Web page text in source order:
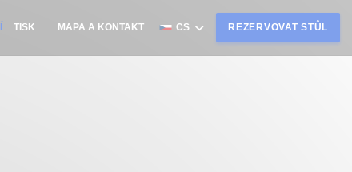
TISK
((OTEVŘE SE V NOVÉM OKNĚ))
MAPA A KONTAKT CS REZERVOVAT STŮL